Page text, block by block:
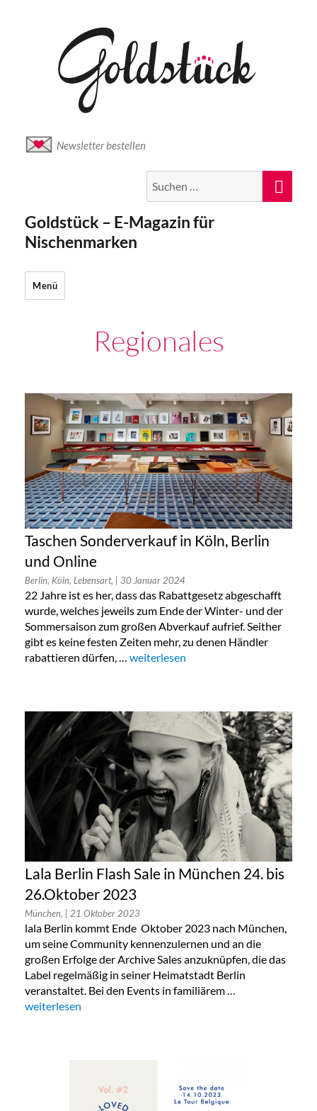
Newsletter bestellen
nach:
Goldstück – E-Magazin für
Nischenmarken
Menü
Regionales
Taschen Sonderverkauf in Köln, Berlin
und Online
Berlin, Köln, Lebensart, | 30 Januar 2024
22 Jahre ist es her, dass das Rabattgesetz abgeschafft
wurde, welches jeweils zum Ende der Winter- und der
Sommersaison zum großen Abverkauf aufrief. Seither
gibt es keine festen Zeiten mehr, zu denen Händler
rabattieren dürfen, … „Taschen Sonderverkauf in Köln,
weiterlesen
Lala Berlin Flash Sale in München 24. bis
26.Oktober 2023
München, | 21 Oktober 2023
lala Berlin kommt Ende Oktober 2023 nach München,
um seine Community kennenzulernen und an die
großen Erfolge der Archive Sales anzuknüpfen, die das
Label regelmäßig in seiner Heimatstadt Berlin
veranstaltet. Bei den Events in familiärem …
„Lala Berlin Flash Sale in München 24. bis 26.Oktober 2023“
weiterlesen